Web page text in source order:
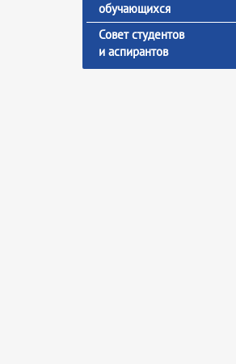
обучающихся
Совет студентов
и аспирантов